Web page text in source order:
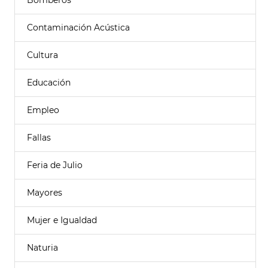
Contaminación Acústica
Cultura
Educación
Empleo
Fallas
Feria de Julio
Mayores
Mujer e Igualdad
Naturia